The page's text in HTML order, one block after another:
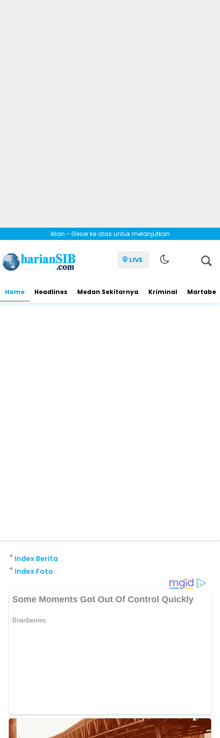
Iklan - Geser ke atas untuk melanjutkan
LIVE
Home Headlines Medan Sekitarnya Kriminal Martabe
Index Berita
+
Index Foto
+